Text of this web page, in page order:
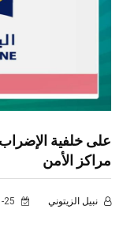
على خلفية
مراكز الأمن
نبيل الزيتوني